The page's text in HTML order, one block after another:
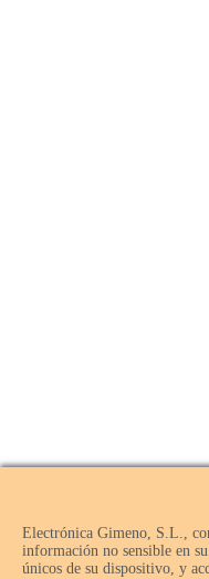
Electrónica Gimeno, S.L.,
información no sensible en
únicos de su dispositivo, y